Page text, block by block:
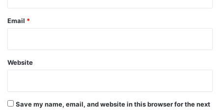
Email *
Website
Save my name, email, and website in this browser for the next